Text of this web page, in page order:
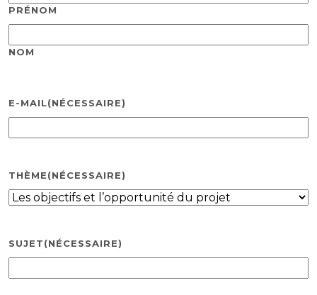
PRÉNOM
NOM
E-MAIL(NÉCESSAIRE)
THÈME(NÉCESSAIRE)
SUJET(NÉCESSAIRE)